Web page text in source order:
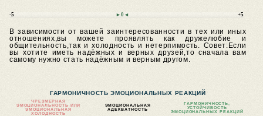
-5 ►0◄ +5
В зависимости от вашей заинтересованности в тех или иных
отношениях,вы можете проявлять как дружелюбие и
общительность,так и холодность и нетерпимость. Совет:Если
вы хотите иметь надёжных и верных друзей,то сначала вам
самому нужно стать надёжным и верным другом.
ГАРМОНИЧНОСТЬ ЭМОЦИОНАЛЬНЫХ РЕАКЦИЙ
ЧРЕЗМЕРНАЯ
ЭМОЦИОНАЛЬНОСТЬ ИЛИ
ЭМОЦИОНАЛЬНАЯ
ХОЛОДНОСТЬ
ЭМОЦИОНАЛЬНАЯ
АДЕКВАТНОСТЬ
ГАРМОНИЧНОСТЬ,
УСТОЙЧИВОСТЬ
ЭМОЦИОНАЛЬНЫХ РЕАКЦИЙ